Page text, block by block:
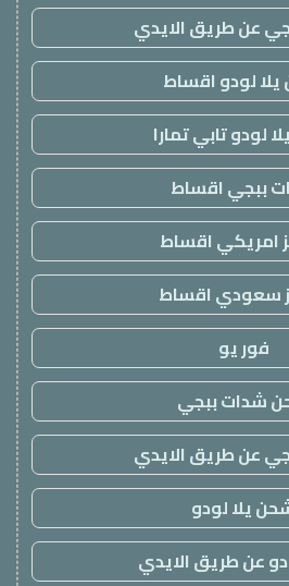
عن طريق الايدي
لودو اقساط
لودو تابي تمارا
ببجي اقساط
امريكي اقساط
سعودي اقساط
فور يو
شدات ببجي
عن طريق الايدي
يلا لودو
عن طريق الايدي